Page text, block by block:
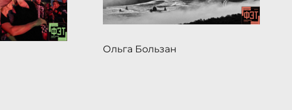
Ольга Бользан